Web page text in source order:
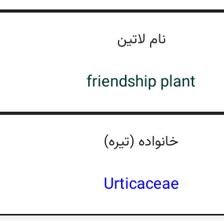
نام لاتين
friendship plant
خانواده (تيره)
Urticaceae